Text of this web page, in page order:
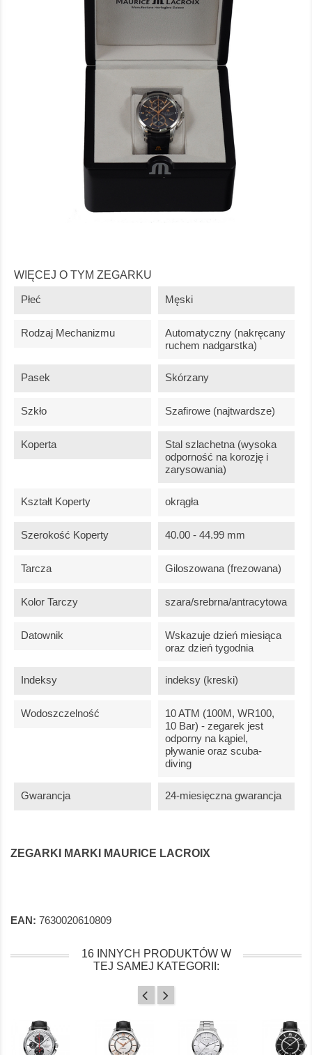
WIĘCEJ O TYM ZEGARKU
Płeć Męski
Rodzaj Mechanizmu
Automatyczny (nakręcany
ruchem nadgarstka)
Pasek Skórzany
Szkło Szafirowe (najtwardsze)
Koperta
Stal szlachetna (wysoka
odporność na korozję i
zarysowania)
Kształt Koperty okrągła
Szerokość Koperty 40.00 - 44.99 mm
Tarcza Giloszowana (frezowana)
Kolor Tarczy szara/srebrna/antracytowa
Datownik
Wskazuje dzień miesiąca
oraz dzień tygodnia
Indeksy indeksy (kreski)
Wodoszczelność
10 ATM (100M, WR100,
10 Bar) - zegarek jest
odporny na kąpiel,
pływanie oraz scuba-
diving
Gwarancja 24-miesięczna gwarancja
ZEGARKI MARKI MAURICE LACROIX
EAN: 7630020610809
16 INNYCH PRODUKTÓW W
TEJ SAMEJ KATEGORII: